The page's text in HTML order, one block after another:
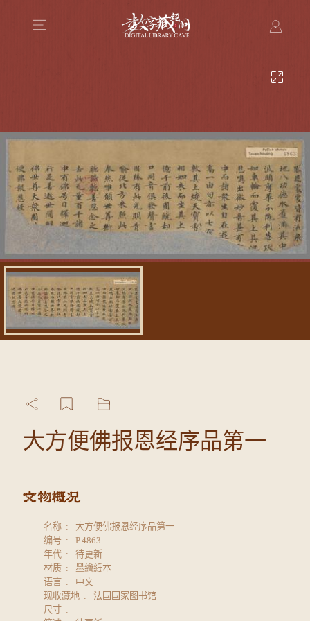
大方便佛报恩经序品第一
名称
大方便佛报恩经序品第一
编号
P.4863
年代
待更新
材质
墨繪紙本
语言
中文
现收藏地
法国国家图书馆
尺寸